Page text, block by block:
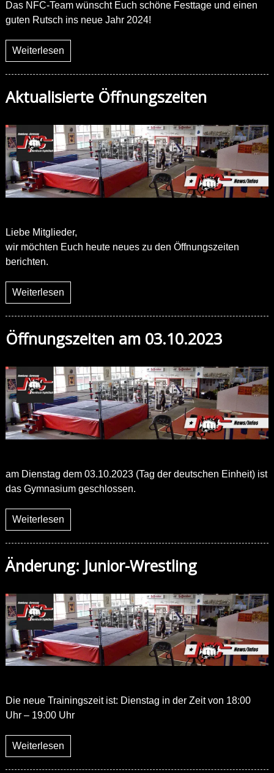
Das NFC-Team wünscht Euch schöne Festtage und einen
guten Rutsch ins neue Jahr 2024!
Weiterlesen
Aktualisierte Öffnungszeiten
Liebe Mitglieder,
wir möchten Euch heute neues zu den Öffnungszeiten
berichten.
Weiterlesen
Öffnungszeiten am 03.10.2023
am Dienstag dem 03.10.2023 (Tag der deutschen Einheit) ist
das Gymnasium geschlossen.
Weiterlesen
Änderung: Junior-Wrestling
Die neue Trainingszeit ist: Dienstag in der Zeit von 18:00
Uhr – 19:00 Uhr
Weiterlesen